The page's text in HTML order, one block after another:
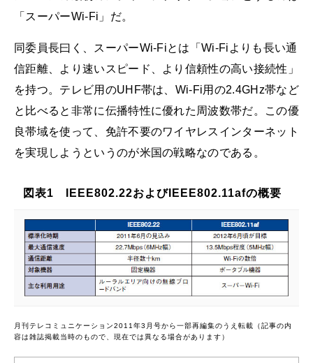
「スーパーWi-Fi」だ。
同委員長曰く、スーパーWi-Fiとは「Wi-Fiよりも長い通
信距離、より速いスピード、より信頼性の高い接続性」
を持つ。テレビ用のUHF帯は、Wi-Fi用の2.4GHz帯など
と比べると非常に伝播特性に優れた周波数帯だ。この優
良帯域を使って、免許不要のワイヤレスインターネット
を実現しようというのが米国の戦略なのである。
図表1 IEEE802.22およびIEEE802.11afの概要
月刊テレコミュニケーション2011年3月号から一部再編集のうえ転載（記事の内
容は雑誌掲載当時のもので、現在では異なる場合があります）